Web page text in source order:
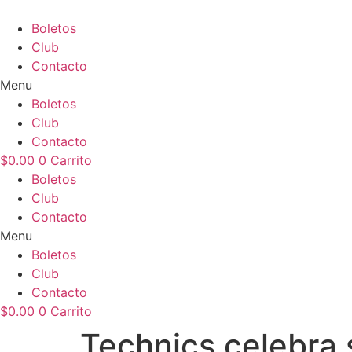
contenido
Boletos
Club
Contacto
Menu
Boletos
Club
Contacto
$0.00 0 Carrito
Boletos
Club
Contacto
Menu
Boletos
Club
Contacto
$0.00 0 Carrito